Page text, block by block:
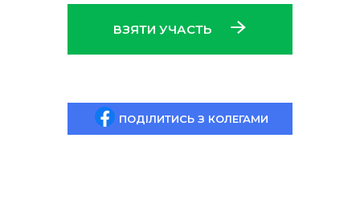
ВЗЯТИ УЧАСТЬ
ПОДІЛИТИСЬ З КОЛЕГАМИ